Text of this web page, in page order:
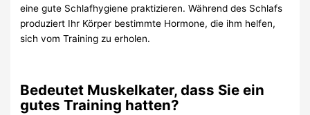
eine gute Schlafhygiene praktizieren. Während des Schlafs
produziert Ihr Körper bestimmte Hormone, die ihm helfen,
sich vom Training zu erholen.
Bedeutet Muskelkater, dass Sie ein
gutes Training hatten?